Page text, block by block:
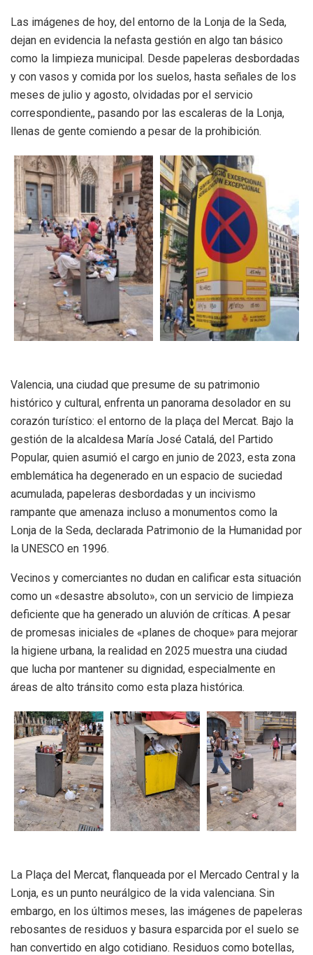
Las imágenes de hoy, del entorno de la Lonja de la Seda,
dejan en evidencia la nefasta gestión en algo tan básico
como la limpieza municipal. Desde papeleras desbordadas
y con vasos y comida por los suelos, hasta señales de los
meses de julio y agosto, olvidadas por el servicio
correspondiente,, pasando por las escaleras de la Lonja,
llenas de gente comiendo a pesar de la prohibición.
Valencia, una ciudad que presume de su patrimonio
histórico y cultural, enfrenta un panorama desolador en su
corazón turístico: el entorno de la plaça del Mercat. Bajo la
gestión de la alcaldesa María José Catalá, del Partido
Popular, quien asumió el cargo en junio de 2023, esta zona
emblemática ha degenerado en un espacio de suciedad
acumulada, papeleras desbordadas y un incivismo
rampante que amenaza incluso a monumentos como la
Lonja de la Seda, declarada Patrimonio de la Humanidad por
la UNESCO en 1996.
Vecinos y comerciantes no dudan en calificar esta situación
como un «desastre absoluto», con un servicio de limpieza
deficiente que ha generado un aluvión de críticas. A pesar
de promesas iniciales de «planes de choque» para mejorar
la higiene urbana, la realidad en 2025 muestra una ciudad
que lucha por mantener su dignidad, especialmente en
áreas de alto tránsito como esta plaza histórica.
La Plaça del Mercat, flanqueada por el Mercado Central y la
Lonja, es un punto neurálgico de la vida valenciana. Sin
embargo, en los últimos meses, las imágenes de papeleras
rebosantes de residuos y basura esparcida por el suelo se
han convertido en algo cotidiano. Residuos como botellas,